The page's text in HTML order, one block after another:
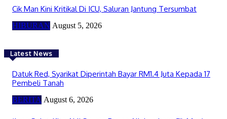
Cik Man Kini Kritikal Di ICU, Saluran Jantung Tersumbat
HIBURAN August 5, 2026
Latest News
Datuk Red, Syarikat Diperintah Bayar RM1.4 Juta Kepada 17
Pembeli Tanah
BERITA August 6, 2026